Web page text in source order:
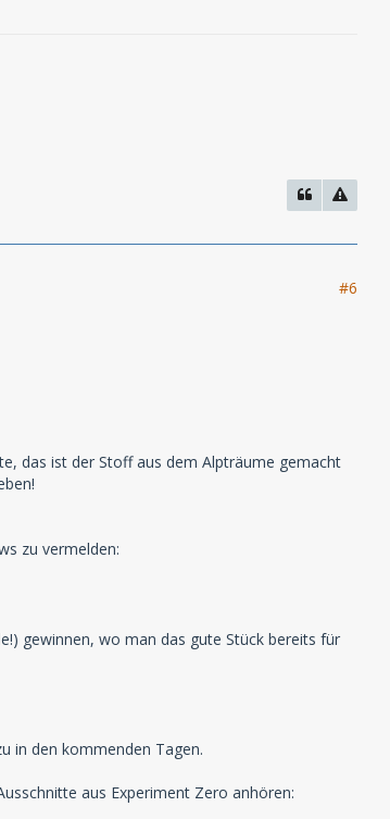
#6
das ist der Stoff aus dem Alpträume gemacht
zu vermelden:
gewinnen, wo man das gute Stück bereits für
in den kommenden Tagen.
aus Experiment Zero anhören: